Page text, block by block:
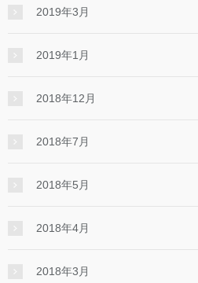
2019年3月
2019年1月
2018年12月
2018年7月
2018年5月
2018年4月
2018年3月